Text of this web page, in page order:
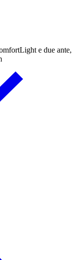
e due ante,